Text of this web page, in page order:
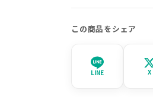
この商品をシェア
LINE X